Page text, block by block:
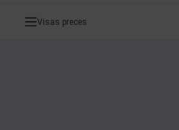
Visas preces